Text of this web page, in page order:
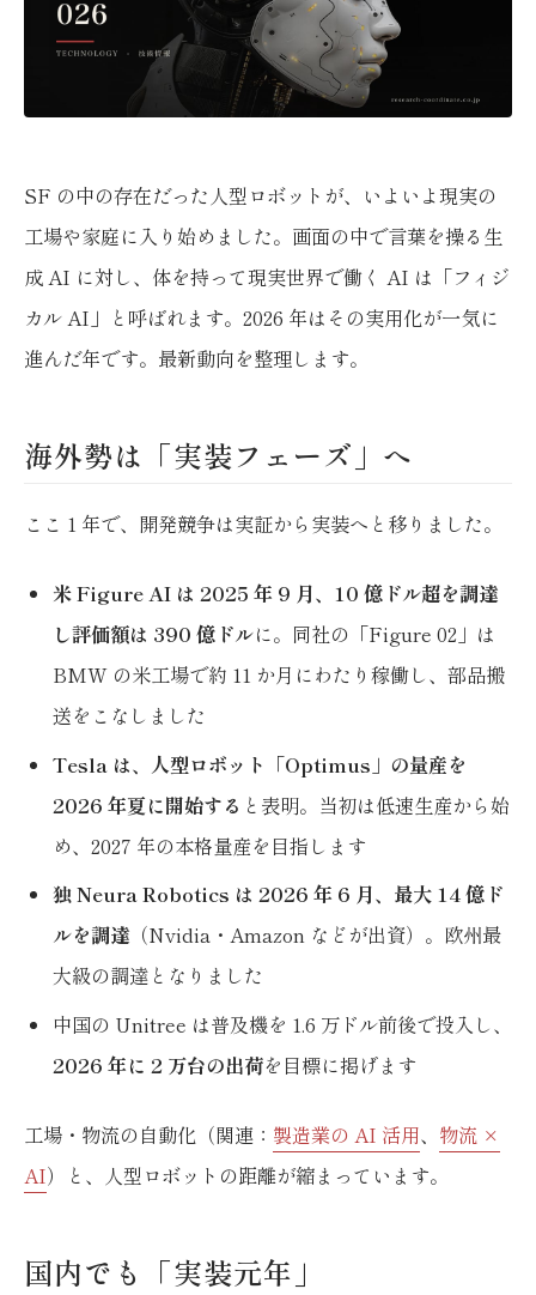
SF の中の存在だった人型ロボットが、いよいよ現実の
工場や家庭に入り始めました。画面の中で言葉を操る生
成 AI に対し、体を持って現実世界で働く AI は「フィジ
カル AI」と呼ばれます。2026 年はその実用化が一気に
進んだ年です。最新動向を整理します。
海外勢は「実装フェーズ」へ
ここ 1 年で、開発競争は実証から実装へと移りました。
米 Figure AI は 2025 年 9 月、10 億ドル超を調達
し評価額は 390 億ドルに。同社の「Figure 02」は
BMW の米工場で約 11 か月にわたり稼働し、部品搬
送をこなしました
Tesla は、人型ロボット「Optimus」の量産を
2026 年夏に開始する と表明。当初は低速生産から始
め、2027 年の本格量産を目指します
独 Neura Robotics は 2026 年 6 月、最大 14 億ド
ルを調達 （Nvidia・Amazon などが出資）。欧州最
大級の調達となりました
中国の Unitree は普及機を 1.6 万ドル前後で投入し、
2026 年に 2 万台の出荷を目標に掲げます
工場・物流の自動化（関連： 製造業の AI 活用、 物流 ×
AI）と、人型ロボットの距離が縮まっています。
国内でも「実装元年」